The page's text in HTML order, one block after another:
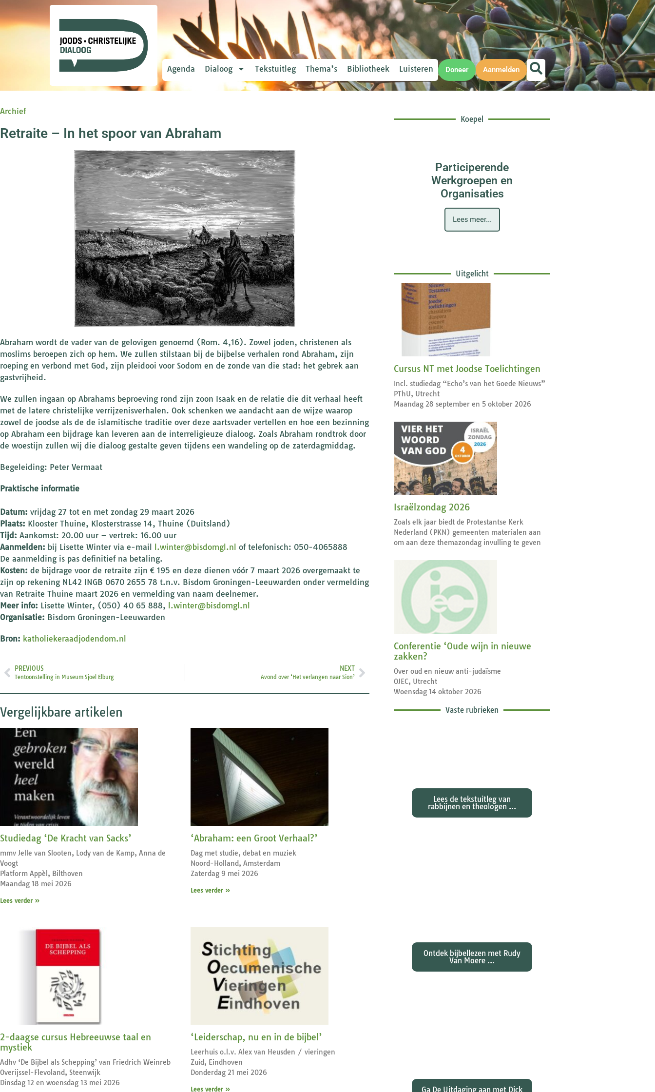
Agenda Dialoog Tekstuitleg Thema’s Bibliotheek Luisteren Doneer Aanmelden
Archief
Retraite – In het spoor van Abraham
Abraham wordt de vader van de gelovigen genoemd (Rom. 4,16). Zowel joden, christenen als
moslims beroepen zich op hem. We zullen stilstaan bij de bijbelse verhalen rond Abraham, zijn
roeping en verbond met God, zijn pleidooi voor Sodom en de zonde van die stad: het gebrek aan
gastvrijheid.
We zullen ingaan op Abrahams beproeving rond zijn zoon Isaak en de relatie die dit verhaal heeft
met de latere christelijke verrijzenisverhalen. Ook schenken we aandacht aan de wijze waarop
zowel de joodse als de de islamitische traditie over deze aartsvader vertellen en hoe een bezinning
op Abraham een bijdrage kan leveren aan de interreligieuze dialoog. Zoals Abraham rondtrok door
de woestijn zullen wij die dialoog gestalte geven tijdens een wandeling op de zaterdagmiddag.
Begeleiding: Peter Vermaat
Praktische informatie
Datum: vrijdag 27 tot en met zondag 29 maart 2026
Plaats: Klooster Thuine, Klosterstrasse 14, Thuine (Duitsland)
Tijd: Aankomst: 20.00 uur – vertrek: 16.00 uur
Aanmelden: bij Lisette Winter via e-mail l.winter@bisdomgl.nl of telefonisch: 050-4065888
De aanmelding is pas definitief na betaling.
Kosten: de bijdrage voor de retraite zijn € 195 en deze dienen vóór 7 maart 2026 overgemaakt te
zijn op rekening NL42 INGB 0670 2655 78 t.n.v. Bisdom Groningen-Leeuwarden onder vermelding
van Retraite Thuine maart 2026 en vermelding van naam deelnemer.
Meer info: Lisette Winter, (050) 40 65 888, l.winter@bisdomgl.nl
Organisatie: Bisdom Groningen-Leeuwarden
Bron: katholiekeraadjodendom.nl
PREVIOUS
Tentoonstelling in Museum Sjoel Elburg
NEXT
Avond over ‘Het verlangen naar Sion’
Vergelijkbare artikelen
Studiedag ‘De Kracht van Sacks’
mmv Jelle van Slooten, Lody van de Kamp, Anna de
Voogt
Platform Appèl, Bilthoven
Maandag 18 mei 2026
Lees verder »
‘Abraham: een Groot Verhaal?’
Dag met studie, debat en muziek
Noord-Holland, Amsterdam
Zaterdag 9 mei 2026
Lees verder »
2-daagse cursus Hebreeuwse taal en
mystiek
Adhv ‘De Bijbel als Schepping’ van Friedrich Weinreb
Overijssel-Flevoland, Steenwijk
Dinsdag 12 en woensdag 13 mei 2026
‘Leiderschap, nu en in de bijbel’
Leerhuis o.l.v. Alex van Heusden / vieringen
Zuid, Eindhoven
Donderdag 21 mei 2026
Lees verder »
Koepel
Participerende
Werkgroepen en
Organisaties
Lees meer...
Uitgelicht
Cursus NT met Joodse Toelichtingen
Incl. studiedag “Echo’s van het Goede Nieuws”
PThU, Utrecht
Maandag 28 september en 5 oktober 2026
Israëlzondag 2026
Zoals elk jaar biedt de Protestantse Kerk
Nederland (PKN) gemeenten materialen aan
om aan deze themazondag invulling te geven
Conferentie ‘Oude wijn in nieuwe
zakken?
Over oud en nieuw anti-judaïsme
OJEC, Utrecht
Woensdag 14 oktober 2026
Vaste rubrieken
Lees de tekstuitleg van
rabbijnen en theologen ...
Ontdek bijbellezen met Rudy
Van Moere ...
Ga De Uitdaging aan met Dick